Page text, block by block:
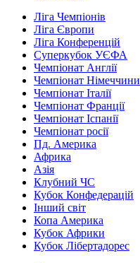
Ліга Чемпіонів
Ліга Європи
Ліга Конференцій
Суперкубок УЄФА
Чемпіонат Англії
Чемпіонат Німеччини
Чемпіонат Італії
Чемпіонат Франції
Чемпіонат Іспанії
Чемпіонат росії
Пд. Америка
Африка
Азія
Клубний ЧС
Кубок Конфедерацій
Інший світ
Копа Америка
Кубок Африки
Кубок Лібертадорес